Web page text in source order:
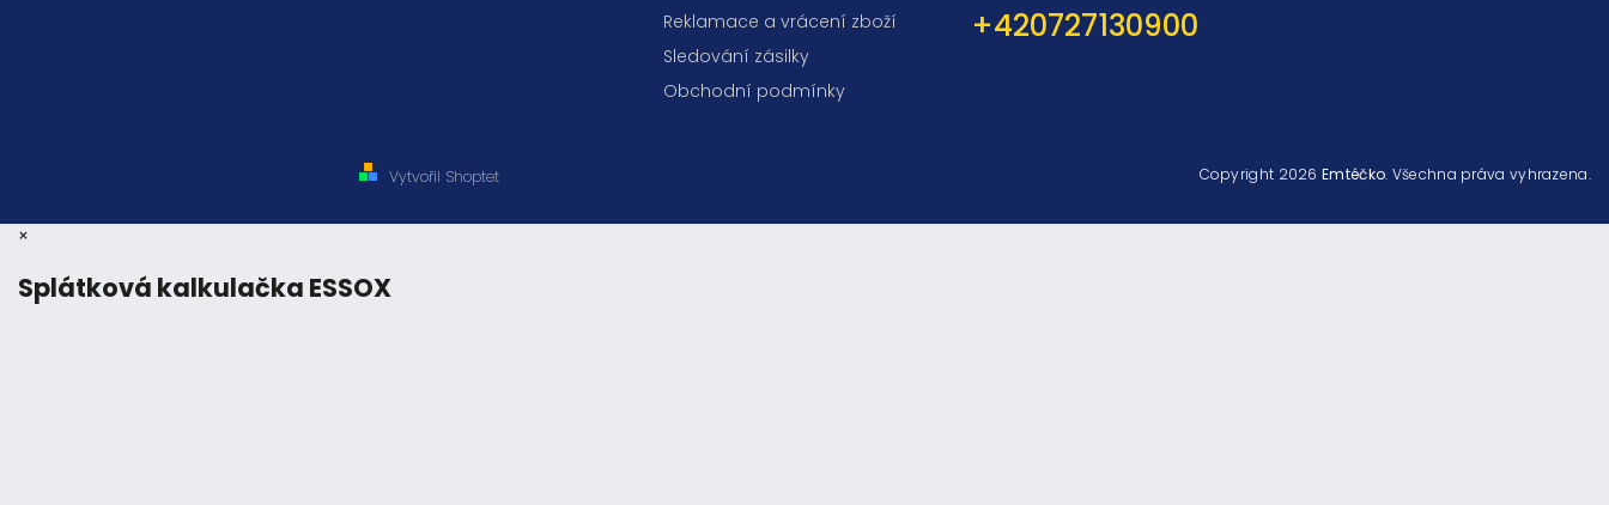
Reklamace a vrácení zboží
Sledování zásilky
Obchodní podmínky
+420727130900
Vytvořil Shoptet Copyright 2026Emtéčko. Všechna práva vyhrazena.
×
Splátková kalkulačka ESSOX